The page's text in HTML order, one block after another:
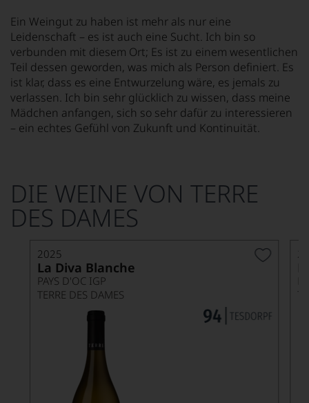
Ein Weingut zu haben ist mehr als nur eine
Leidenschaft – es ist auch eine Sucht. Ich bin so
verbunden mit diesem Ort; Es ist zu einem wesentlichen
Teil dessen geworden, was mich als Person definiert. Es
ist klar, dass es eine Entwurzelung wäre, es jemals zu
verlassen. Ich bin sehr glücklich zu wissen, dass meine
Mädchen anfangen, sich so sehr dafür zu interessieren
– ein echtes Gefühl von Zukunft und Kontinuität.
DIE WEINE VON TERRE
DES DAMES
2025
La Diva Blanche
PAYS D'OC IGP
TERRE DES DAMES